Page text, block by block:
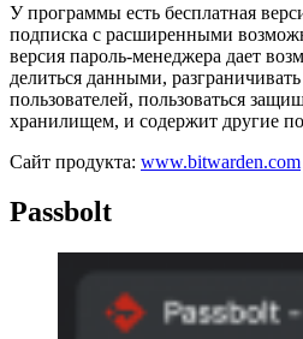
У программы есть бесплатная
подписка с расширенными
версия пароль-менеджера дает
делиться данными,
пользователей, пользоваться
хранилищем, и содержит другие
Сайт продукта: www.bitwarden.com
Passbolt